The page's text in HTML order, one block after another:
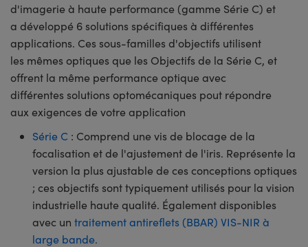
d'imagerie à haute performance (gamme Série C) et
a développé 6 solutions spécifiques à différentes
applications. Ces sous-familles d'objectifs utilisent
les mêmes optiques que les Objectifs de la Série C, et
offrent la même performance optique avec
différentes solutions optomécaniques pout répondre
aux exigences de votre application
Série C : Comprend une vis de blocage de la
focalisation et de l'ajustement de l'iris. Représente la
version la plus ajustable de ces conceptions optiques
; ces objectifs sont typiquement utilisés pour la vision
industrielle haute qualité. Également disponibles
avec un traitement antireflets (BBAR) VIS-NIR à
large bande.